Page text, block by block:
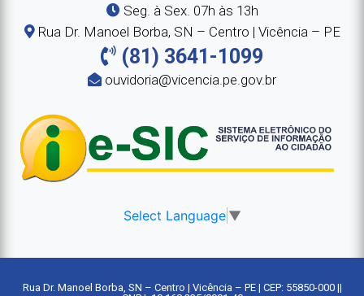
Seg. à Sex. 07h às 13h
Rua Dr. Manoel Borba, SN – Centro | Vicência – PE
(81) 3641-1099
ouvidoria@vicencia.pe.gov.br
Select Language ▼
Rua Dr. Manoel Borba, SN – Centro | Vicência – PE | CEP: 55850-000 ||